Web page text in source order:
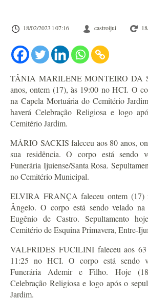
18/02/2023 l 07:16 castroijui
TÂNIA MARILENE MONTEIRO DA
anos, ontem (17), às 19:00 no HCI. O
na Capela Mortuária do Cemitério
haverá Celebração Religiosa e logo
Cemitério Jardim.
MÁRIO SACKIS faleceu aos 80 anos,
sua residência. O corpo está sendo
Funerária Ijuiense/Santa Rosa.
no Cemitério Municipal.
ELVIRA FRANÇA faleceu ontem (17)
Ângelo. O corpo está sendo velado
Eugênio de Castro. Sepultamento
Cemitério de Esquina Primavera, Entre-
VALFRIDES FUCILINI faleceu aos 63
11:25 no HCI. O corpo está sendo
Funerária Ademir e Filho. Hoje
Celebração Religiosa e logo após o
Jardim.